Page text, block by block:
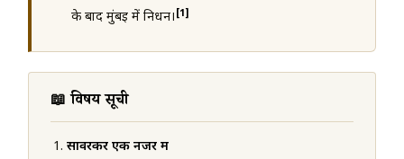
के बाद मुंबई में निधन। [1]
📖 विषय सूची
सावरकर एक नजर में